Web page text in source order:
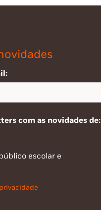
com as novidades de:
escolar e